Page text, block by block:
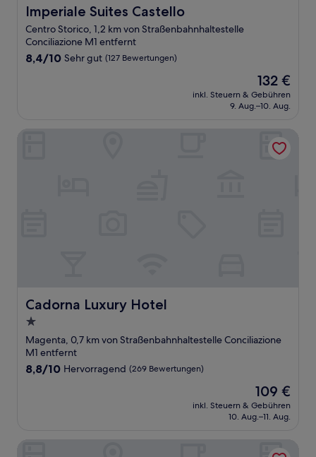
Imperiale Suites Castello
Imperiale Suites Castello
Centro Storico, 1,2 km von Straßenbahnhaltestelle
Conciliazione M1 entfernt
8.4
Bewertungen)
8,4/10 Sehr gut (127 Bewertungen)
Der
Preis
beträgt
132 €
inkl. Steuern & Gebühren
9. Aug.–10. Aug.
Cadorna Luxury Hotel
Cadorna Luxury Hotel
1.0-
Stern-
Unterkunft
Magenta, 0,7 km von Straßenbahnhaltestelle Conciliazione
M1 entfernt
8.8
8,8/10 Hervorragend (269 Bewertungen)
Der
Preis
beträgt
109 €
inkl. Steuern & Gebühren
10. Aug.–11. Aug.